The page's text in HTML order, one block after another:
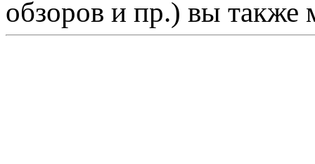
обзоров и пр.) вы также